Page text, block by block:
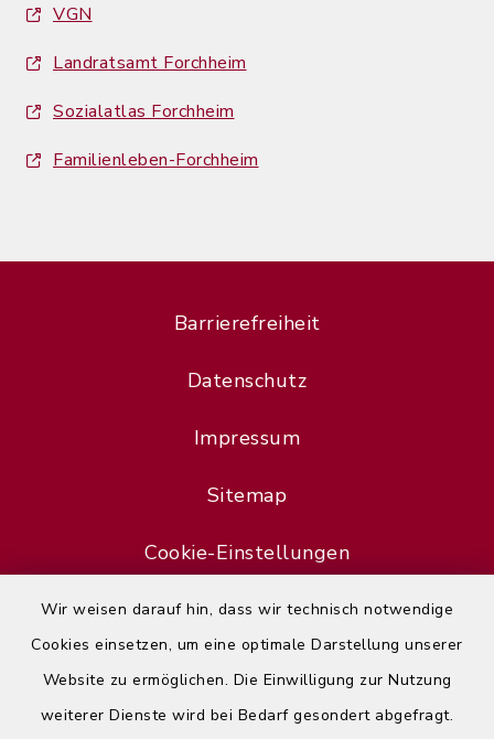
Wir weisen darauf hin, dass wir technisch notwendige
Cookies einsetzen, um eine optimale Darstellung unserer
Website zu ermöglichen. Die Einwilligung zur Nutzung
weiterer Dienste wird bei Bedarf gesondert abgefragt.
VGN
Landratsamt Forchheim
Sozialatlas Forchheim
Familienleben-Forchheim
Barrierefreiheit
Datenschutz
Impressum
Sitemap
Cookie-Einstellungen
Error